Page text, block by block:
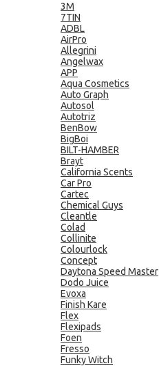
3M
7TIN
ADBL
AirPro
Allegrini
Angelwax
APP
Aqua Cosmetics
Auto Graph
Autosol
Autotriz
BenBow
BigBoi
BILT-HAMBER
Brayt
California Scents
Car Pro
Cartec
Chemical Guys
Cleantle
Colad
Collinite
Colourlock
Concept
Daytona Speed Master
Dodo Juice
Evoxa
Finish Kare
Flex
Flexipads
Foen
Fresso
Funky Witch